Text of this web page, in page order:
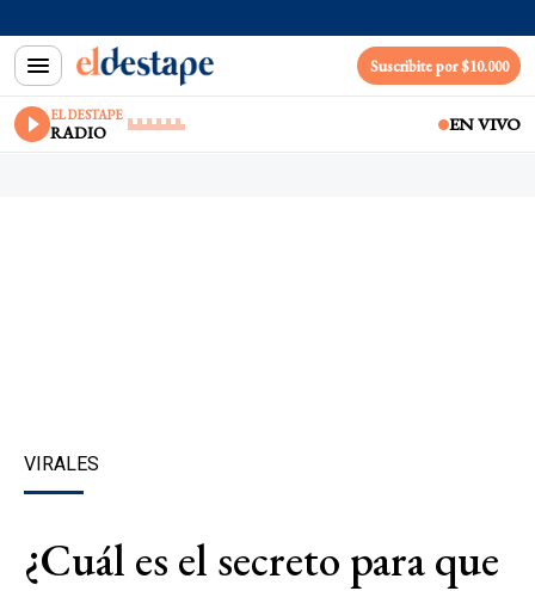
Suscribite por $10.000
EL DESTAPE
RADIO EN VIVO
VIRALES
¿Cuál es el secreto para que